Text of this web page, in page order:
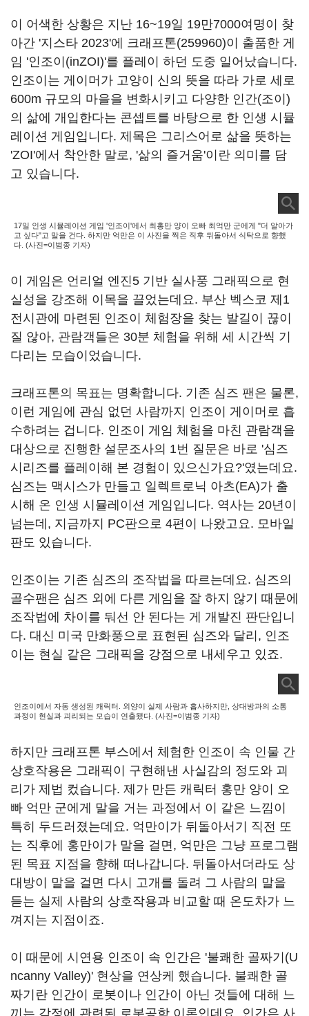
이 어색한 상황은 지난 16~19일 19만7000여명이 찾
아간 '지스타 2023'에 크래프톤(259960)이 출품한 게
임 '인조이(inZOI)'를 플레이 하던 도중 일어났습니다.
인조이는 게이머가 고양이 신의 뜻을 따라 가로 세로
600m 규모의 마을을 변화시키고 다양한 인간(조이)
의 삶에 개입한다는 콘셉트를 바탕으로 한 인생 시뮬
레이션 게임입니다. 제목은 그리스어로 삶을 뜻하는
'ZOI'에서 착안한 말로, '삶의 즐거움'이란 의미를 담
고 있습니다.
17일 인생 시뮬레이션 게임 '인조이'에서 최홍만 양이 오빠 최억만 군에게 "더 알아가
고 싶다"고 말을 건다. 하지만 억만은 이 사진을 찍은 직후 뒤돌아서 식탁으로 향했
다. (사진=이범종 기자)
이 게임은 언리얼 엔진5 기반 실사풍 그래픽으로 현
실성을 강조해 이목을 끌었는데요. 부산 벡스코 제1
전시관에 마련된 인조이 체험장을 찾는 발길이 끊이
질 않아, 관람객들은 30분 체험을 위해 세 시간씩 기
다리는 모습이었습니다.
크래프톤의 목표는 명확합니다. 기존 심즈 팬은 물론,
이런 게임에 관심 없던 사람까지 인조이 게이머로 흡
수하려는 겁니다. 인조이 게임 체험을 마친 관람객을
대상으로 진행한 설문조사의 1번 질문은 바로 '심즈
시리즈를 플레이해 본 경험이 있으신가요?'였는데요.
심즈는 맥시스가 만들고 일렉트로닉 아츠(EA)가 출
시해 온 인생 시뮬레이션 게임입니다. 역사는 20년이
넘는데, 지금까지 PC판으로 4편이 나왔고요. 모바일
판도 있습니다.
인조이는 기존 심즈의 조작법을 따르는데요. 심즈의
골수팬은 심즈 외에 다른 게임을 잘 하지 않기 때문에
조작법에 차이를 둬선 안 된다는 게 개발진 판단입니
다. 대신 미국 만화풍으로 표현된 심즈와 달리, 인조
이는 현실 같은 그래픽을 강점으로 내세우고 있죠.
인조이에서 자동 생성된 캐릭터. 외양이 실제 사람과 흡사하지만, 상대방과의 소통
과정이 현실과 괴리되는 모습이 연출됐다. (사진=이범종 기자)
하지만 크래프톤 부스에서 체험한 인조이 속 인물 간
상호작용은 그래픽이 구현해낸 사실감의 정도와 괴
리가 제법 컸습니다. 제가 만든 캐릭터 홍만 양이 오
빠 억만 군에게 말을 거는 과정에서 이 같은 느낌이
특히 두드러졌는데요. 억만이가 뒤돌아서기 직전 또
는 직후에 홍만이가 말을 걸면, 억만은 그냥 프로그램
된 목표 지점을 향해 떠나갑니다. 뒤돌아서더라도 상
대방이 말을 걸면 다시 고개를 돌려 그 사람의 말을
듣는 실제 사람의 상호작용과 비교할 때 온도차가 느
껴지는 지점이죠.
이 때문에 시연용 인조이 속 인간은 '불쾌한 골짜기(U
ncanny Valley)' 현상을 연상케 했습니다. 불쾌한 골
짜기란 인간이 로봇이나 인간이 아닌 것들에 대해 느
끼는 감정에 관련된 로봇공학 이론인데요. 인간은 사